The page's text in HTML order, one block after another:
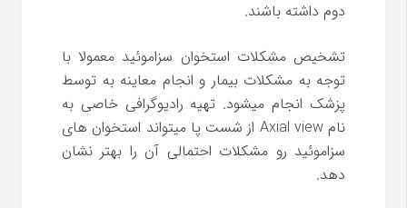
دوم داشته باشند.
تشخیص مشکلات استخوان سزاموئید معمولا با
توجه به مشکلات بیمار و انجام معاینه به توسط
پزشک انجام میشود. تهیه رادیوگرافی خاصی به
نام Axial view از شست پا میتواند استخوان های
سزاموئید رو مشکلات احتمالی آن را بهتر نشان
دهد.